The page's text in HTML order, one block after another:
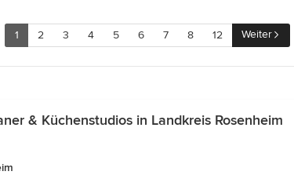
1 2 3 4 5 6 7 8 12 Weiter
& Küchenstudios in Landkreis Rosenheim